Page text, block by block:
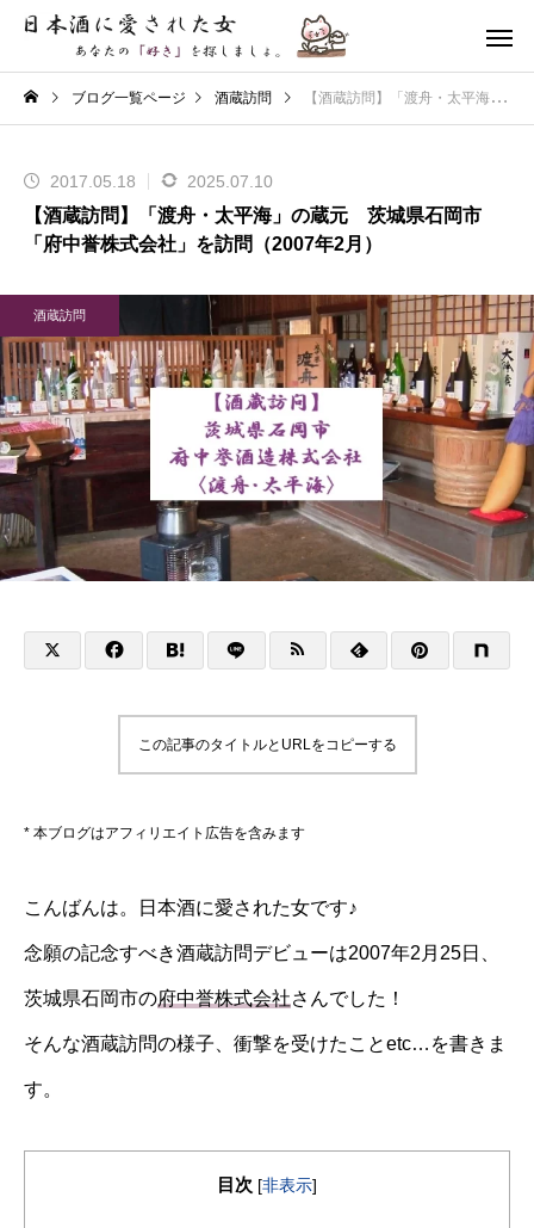
ブログ一覧ページ 酒蔵訪問 【酒蔵訪問】「渡舟・太平海」の蔵元 茨城県石岡市「府中誉株式会社」を訪問（2007年2月）
2017.05.18 2025.07.10
【酒蔵訪問】「渡舟・太平海」の蔵元 茨城県石岡市
「府中誉株式会社」を訪問（2007年2月）
酒蔵訪問
この記事のタイトルとURLをコピーする
* 本ブログはアフィリエイト広告を含みます
こんばんは。日本酒に愛された女です♪
念願の記念すべき酒蔵訪問デビューは2007年2月25日、
茨城県石岡市の府中誉株式会社さんでした！
そんな酒蔵訪問の様子、衝撃を受けたことetc…を書きま
す。
目次 [非表示]